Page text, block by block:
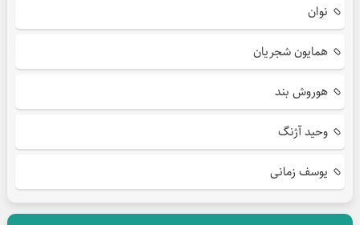
نوان
همایون شجریان
هوروش بند
وحید آژنگ
یوسف زمانی